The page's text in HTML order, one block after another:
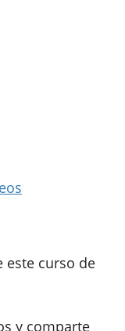
este curso de
y comparte